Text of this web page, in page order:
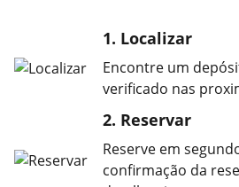
1. Localizar
Encontre um
verificado nas
2. Reservar
Reserve em
confirmação da